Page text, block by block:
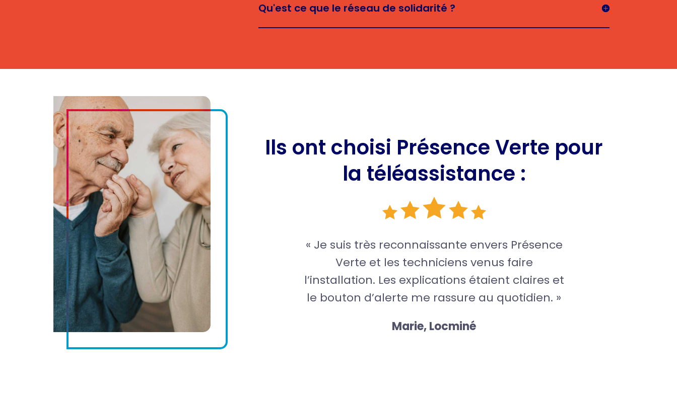
Qu'est ce que le réseau de solidarité ?
Ils ont choisi Présence Verte pour
la téléassistance :
« Je suis très reconnaissante envers Présence
Verte et les techniciens venus faire
l’installation. Les explications étaient claires et
le bouton d’alerte me rassure au quotidien. »
Marie, Locminé